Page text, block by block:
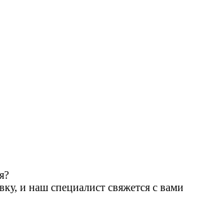
и наш специалист свяжется с вами